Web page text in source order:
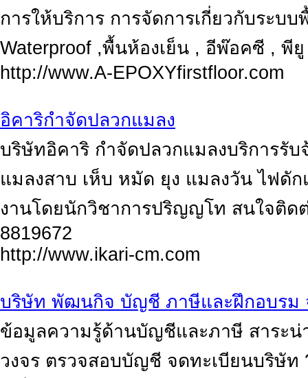
การให้บริการ การจัดการเกี่ยวกับระบ
Waterproof ,พื้นห้องเย็น , อีพ๊อคซี , พี
http://www.A-EPOXYfirstfloor.com
อิคาริกำจัดปลวกแมลง
บริษัทอิคาริ กำจัดปลวกแมลงบริการรั
แมลงสาบ เห็บ หมัด ยุง แมลงวัน ไฟดั
งานโดยนักวิชาการปริญญโท สนใจติด
8819672
http://www.ikari-cm.com
บริษัท พัฒนกิจ บัญชี ภาษีและฝึกอบรม
ข้อมูลความรู้ด้านบัญชีและภาษี สาระ
วงจร ตรวจสอบบัญชี จดทะเบียนบริษั